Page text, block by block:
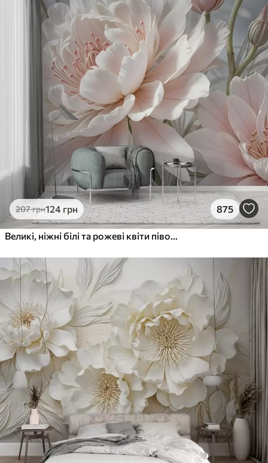
207грн124 грн 875